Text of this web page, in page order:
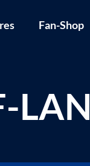
Fan-Shop
LAN